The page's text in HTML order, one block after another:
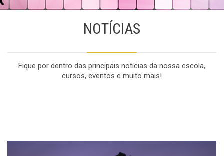
NOTÍCIAS
Fique por dentro das principais notícias da nossa escola,
cursos, eventos e muito mais!